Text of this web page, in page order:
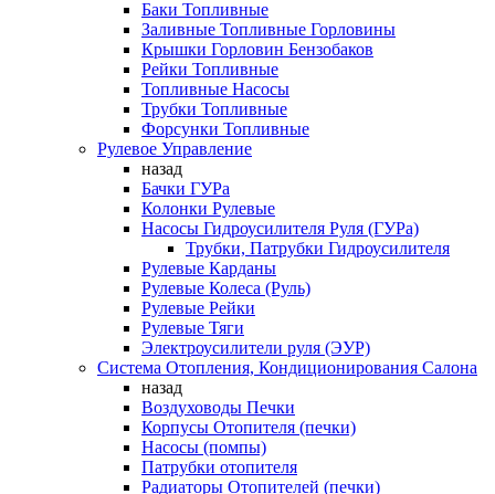
Баки Топливные
Заливные Топливные Горловины
Крышки Горловин Бензобаков
Рейки Топливные
Топливные Насосы
Трубки Топливные
Форсунки Топливные
Рулевое Управление
назад
Бачки ГУРа
Колонки Рулевые
Насосы Гидроусилителя Руля (ГУРа)
Трубки, Патрубки Гидроусилителя
Рулевые Карданы
Рулевые Колеса (Руль)
Рулевые Рейки
Рулевые Тяги
Электроусилители руля (ЭУР)
Система Отопления, Кондиционирования Салона
назад
Воздуховоды Печки
Корпусы Отопителя (печки)
Насосы (помпы)
Патрубки отопителя
Радиаторы Отопителей (печки)